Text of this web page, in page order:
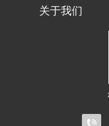
关于我们